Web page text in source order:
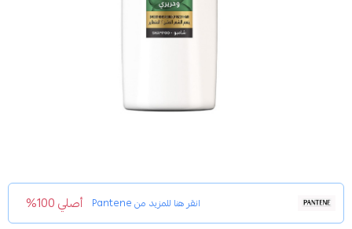
انقر هنا للمزيد منPantene أصلي 100%